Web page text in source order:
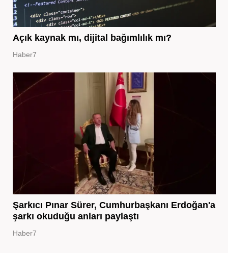
Açık kaynak mı, dijital bağımlılık mı?
Haber7
Şarkıcı Pınar Sürer, Cumhurbaşkanı Erdoğan'a
şarkı okuduğu anları paylaştı
Haber7